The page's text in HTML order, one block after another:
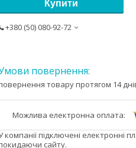
Купити
+380 (50) 080-92-72
товару протягом 14
компанії підключені електронні
сайту.